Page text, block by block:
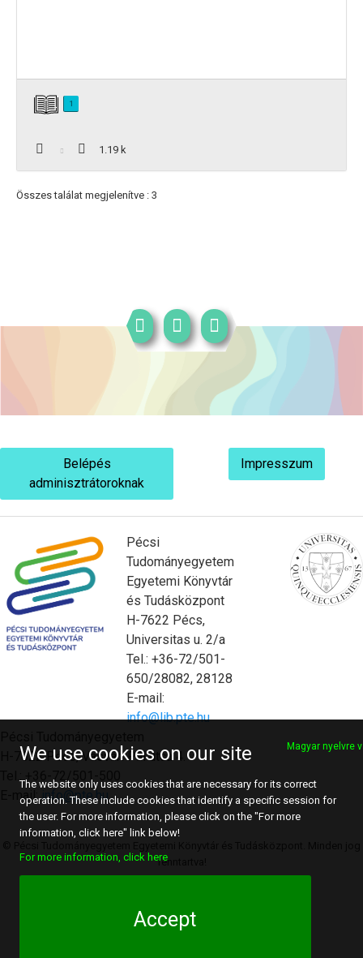
1
1.19 k
Összes találat megjelenítve : 3
Belépés
adminisztrátoroknak
Impresszum
Pécsi
Tudományegyetem
Egyetemi Könyvtár
és Tudásközpont
H-7622 Pécs,
Universitas u. 2/a
Tel.: +36-72/501-
650/28082, 28128
E-mail:
info@lib.pte.hu
H-7622 Pécs, Vasvári Pál utca 4.
E-mail:info@pte.hu
fenntartva!
We use cookies on our site Magyar nyelvre
The website only uses cookies that are necessary for its correct
operation. These include cookies that identify a specific session for
the user. For more information, please click on the "For more
information, click here" link below!
For more information, click here
Accept